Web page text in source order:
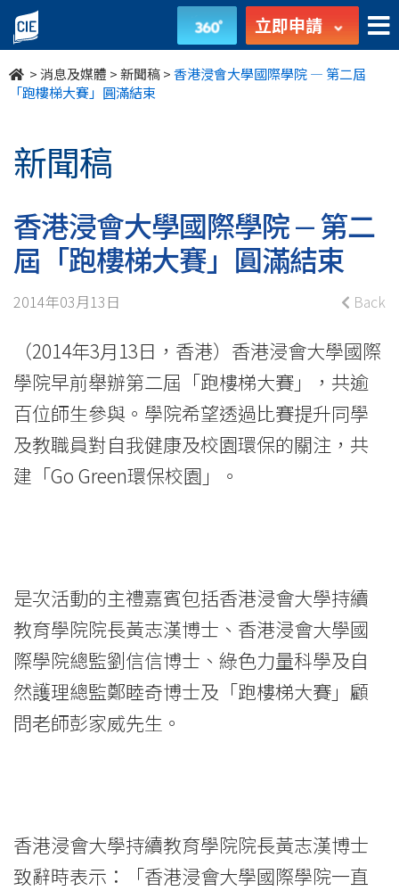
香
港
浸
大
學
國
際
院
—
第
二
樓
梯
大
賽」
束
立即申請
>消息及媒體 >新聞稿>香港浸會大學國際學院 — 第二屆
「跑樓梯大賽」圓滿結束
新聞稿
香港浸會大學國際學院 — 第二
屆「跑樓梯大賽」圓滿結束
2014年03月13日 Back
（2014年3月13日，香港）香港浸會大學國際
學院早前舉辦第二屆「跑樓梯大賽」，共逾
百位師生參與。學院希望透過比賽提升同學
及教職員對自我健康及校園環保的關注，共
建「Go Green環保校園」。
是次活動的主禮嘉賓包括香港浸會大學持續
教育學院院長黃志漢博士、香港浸會大學國
際學院總監劉信信博士、綠色力量科學及自
然護理總監鄭睦奇博士及「跑樓梯大賽」顧
問老師彭家威先生。
香港浸會大學持續教育學院院長黃志漢博士
致辭時表示：「香港浸會大學國際學院一直